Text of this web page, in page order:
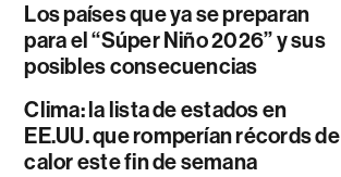
Los países que ya se preparan
para el “Súper Niño 2026” y sus
posibles consecuencias
Clima: la lista de estados en
EE.UU. que romperían récords de
calor este fin de semana